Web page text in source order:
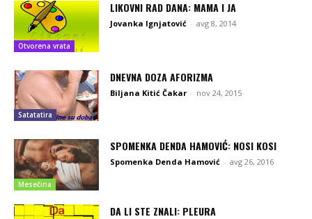
Otvorena vrata
LIKOVNI RAD DANA: MAMA I JA
Jovanka Ignjatović - avg 8, 2014
Satatatira
DNEVNA DOZA AFORIZMA
Biljana Kitić Čakar - nov 24, 2015
Mesečina
SPOMENKA DENDA HAMOVIĆ: NOSI KOSI
Spomenka Denda Hamović - avg 26, 2016
DA LI STE ZNALI: PLEURA